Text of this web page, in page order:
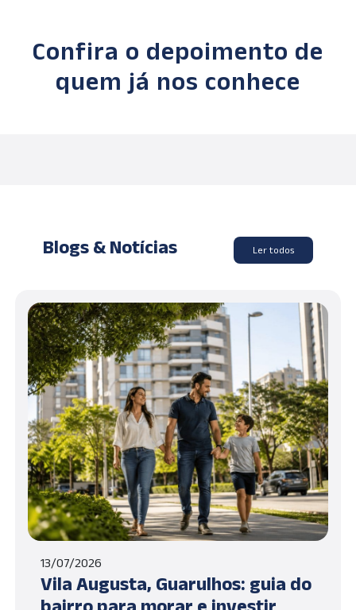
Confira o depoimento de
quem já nos conhece
Blogs & Notícias Ler todos
13/07/2026
Vila Augusta, Guarulhos: guia do